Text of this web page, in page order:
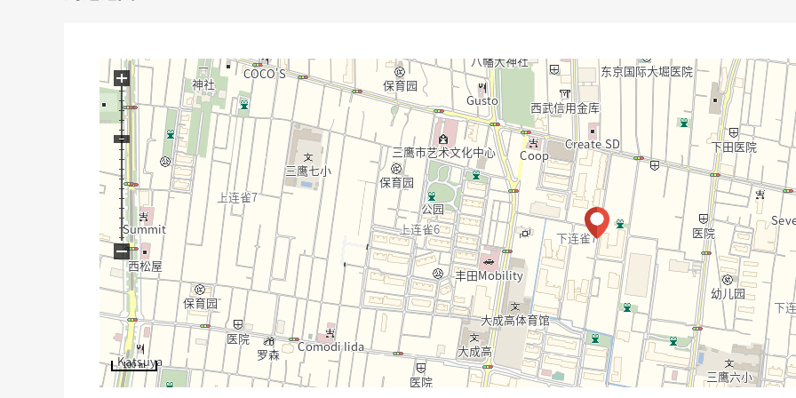
・再加热功能，浴室换气干燥暖气功能在的整体卫浴
・通风好的两面阳台
・有能在整个外出里收到行李的智能快递柜
・收藏餐具室，步入式衣帽间，充实
・全居室收纳有
▼翻新内容(2026年6月完毕)
・地板张替，门交换，热水器交换
・组合厨房，整体卫浴，厕所更换
・全室地板张替，照明器具设置
・洗脸，厕所，门口泥地聚氯乙烯瓷砖施工
・室内清洁
■ 在找想要的家方面给予帮助
房源的详细、需讨论是如有意向，请跟我们联系。
100 m
+
−